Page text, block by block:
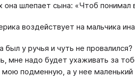
она шлепает сына: «Чтоб понимал
воздействует на мальчика
был у ручья и чуть не
мне надо будет ухаживать за
подменную, а у нее